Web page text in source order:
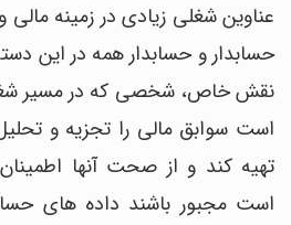
عناوین شغلی زیادی در زمینه مالی
حسابدار و حسابدار همه در این
نقش خاص، شخصی که در مسیر
است سوابق مالی را تجزیه و تحلیل
تهیه کند و از صحت آنها
است مجبور باشند داده های